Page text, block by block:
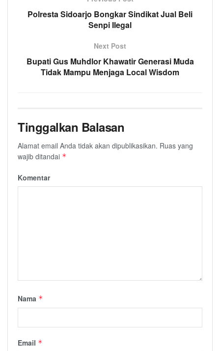
Polresta Sidoarjo Bongkar Sindikat Jual Beli
Senpi Ilegal
Next Post
Bupati Gus Muhdlor Khawatir Generasi Muda
Tidak Mampu Menjaga Local Wisdom
Tinggalkan Balasan
Alamat email Anda tidak akan dipublikasikan. Ruas yang
wajib ditandai *
Komentar
Nama *
Email *